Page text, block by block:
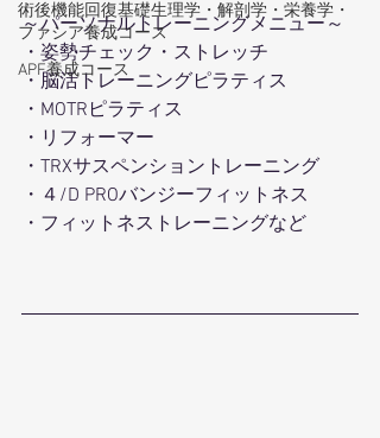
術後機能回復基礎生理学・解剖学・栄養学・
ファシア養成コース
APF養成コース
～パーソナルトレーニングメニュー～
・姿勢チェック・ストレッチ
・脳活トレーニングピラティス
・MOTRピラティス
・リフォーマー
・TRXサスペンショントレーニング
・４/D PROバンジーフィットネス
・フィットネストレーニングなど